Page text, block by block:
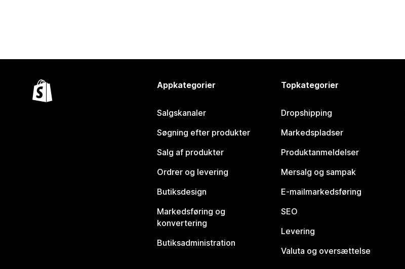
Appkategorier
Salgskanaler
Søgning efter produkter
Salg af produkter
Ordrer og levering
Butiksdesign
Markedsføring og
konvertering
Butiksadministration
Topkategorier
Dropshipping
Markedspladser
Produktanmeldelser
Mersalg og sampak
E-mailmarkedsføring
SEO
Levering
Valuta og oversættelse